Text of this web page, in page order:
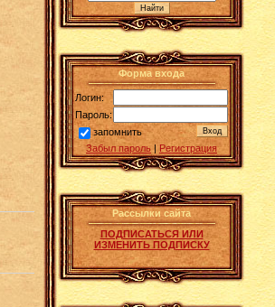
Форма входа
Логин:
Пароль:
запомнить
Забыл пароль | Регистрация
Рассылки сайта
ПОДПИСАТЬСЯ ИЛИ
ИЗМЕНИТЬ ПОДПИСКУ